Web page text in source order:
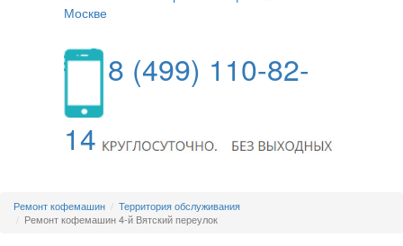
8 (499) 110-82-
14
Ремонт кофемашин
Территория обслуживания
Ремонт кофемашин 4-й Вятский переулок